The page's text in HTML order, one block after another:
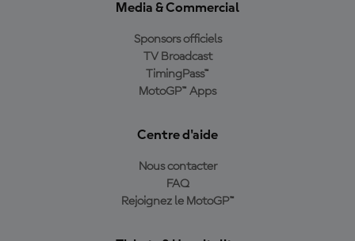
Media & Commercial
Sponsors officiels
TV Broadcast
TimingPass™
MotoGP™ Apps
Centre d'aide
Nous contacter
FAQ
Rejoignez le MotoGP™